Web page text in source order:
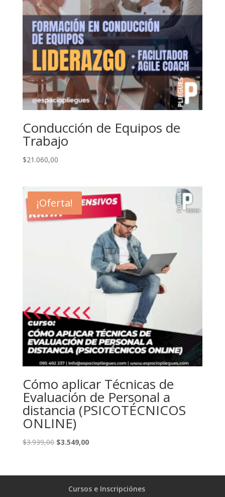
Conducción de Equipos de
Trabajo
$21.060,00
¡Oferta!
Cómo aplicar Técnicas de
Evaluación de Personal a
distancia (PSICOTÉCNICOS
ONLINE)
$3.939,00 El
era:
$3.939,00.
$3.549,00El
es:
$3.549,00.
Cursos e Inscripciónes